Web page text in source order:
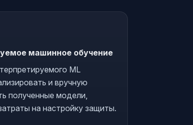
машинное обучение
ML
и вручную
полученные модели,
на настройку защиты.